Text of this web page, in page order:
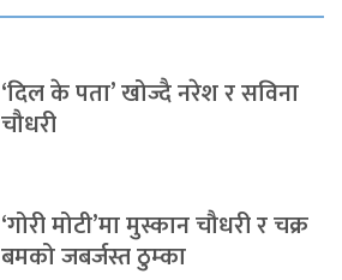
‘दिल के पता’ खोज्दै नरेश र सविना
चौधरी
‘गोरी मोटी’मा मुस्कान चौधरी र चक्र
बमको जबर्जस्त ठुम्का